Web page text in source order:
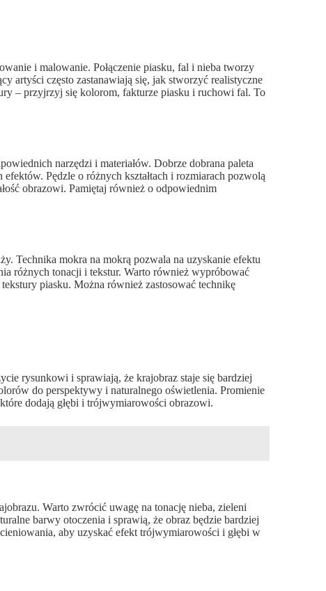
i malowanie. Połączenie piasku, fal i nieba tworzy
artyści często zastanawiają się, jak stworzyć realistyczne
– przyjrzyj się kolorom, fakturze piasku i ruchowi fal. To
narzędzi i materiałów. Dobrze dobrana paleta
Pędzle o różnych kształtach i rozmiarach pozwolą
obrazowi. Pamiętaj również o odpowiednim
Technika mokra na mokrą pozwala na uzyskanie efektu
różnych tonacji i tekstur. Warto również wypróbować
piasku. Można również zastosować technikę
rysunkowi i sprawiają, że krajobraz staje się bardziej
do perspektywy i naturalnego oświetlenia. Promienie
dodają głębi i trójwymiarowości obrazowi.
Warto zwrócić uwagę na tonację nieba, zieleni
barwy otoczenia i sprawią, że obraz będzie bardziej
aby uzyskać efekt trójwymiarowości i głębi w